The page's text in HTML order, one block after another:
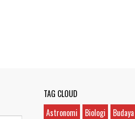
TAG CLOUD
Astronomi
Biologi
Budaya